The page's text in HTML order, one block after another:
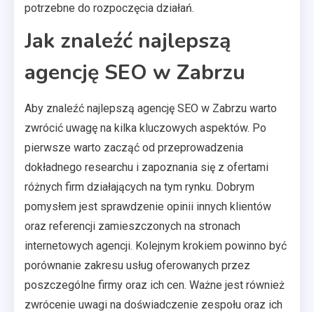
potrzebne do rozpoczęcia działań.
Jak znaleźć najlepszą
agencję SEO w Zabrzu
Aby znaleźć najlepszą agencję SEO w Zabrzu warto
zwrócić uwagę na kilka kluczowych aspektów. Po
pierwsze warto zacząć od przeprowadzenia
dokładnego researchu i zapoznania się z ofertami
różnych firm działających na tym rynku. Dobrym
pomysłem jest sprawdzenie opinii innych klientów
oraz referencji zamieszczonych na stronach
internetowych agencji. Kolejnym krokiem powinno być
porównanie zakresu usług oferowanych przez
poszczególne firmy oraz ich cen. Ważne jest również
zwrócenie uwagi na doświadczenie zespołu oraz ich